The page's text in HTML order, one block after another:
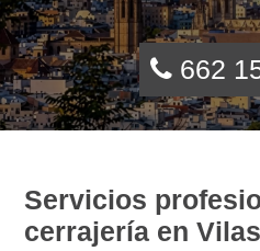
662
Servicios
cerrajería en